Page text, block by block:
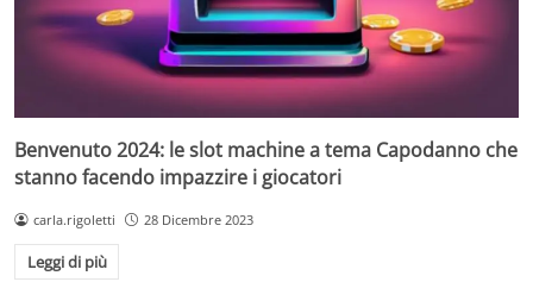
Benvenuto 2024: le slot machine a tema Capodanno che
stanno facendo impazzire i giocatori
carla.rigoletti 28 Dicembre 2023
Leggi di più